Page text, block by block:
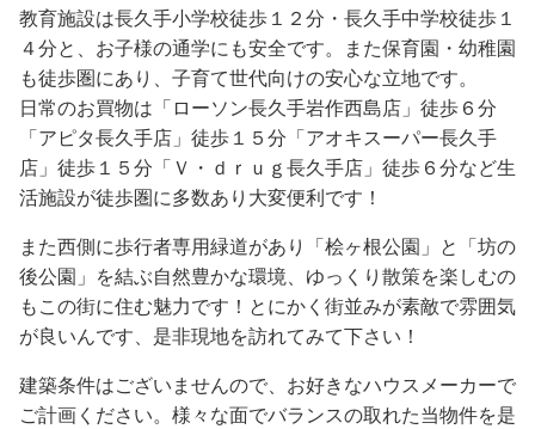
教育施設は長久手小学校徒歩１２分・長久手中学校徒歩１
４分と、お子様の通学にも安全です。また保育園・幼稚園
も徒歩圏にあり、子育て世代向けの安心な立地です。
日常のお買物は「ローソン長久手岩作西島店」徒歩６分
「アピタ長久手店」徒歩１５分「アオキスーパー長久手
店」徒歩１５分「Ｖ・ｄｒｕｇ長久手店」徒歩６分など生
活施設が徒歩圏に多数あり大変便利です！
また西側に歩行者専用緑道があり「桧ヶ根公園」と「坊の
後公園」を結ぶ自然豊かな環境、ゆっくり散策を楽しむの
もこの街に住む魅力です！とにかく街並みが素敵で雰囲気
が良いんです、是非現地を訪れてみて下さい！
建築条件はございませんので、お好きなハウスメーカーで
ご計画ください。様々な面でバランスの取れた当物件を是